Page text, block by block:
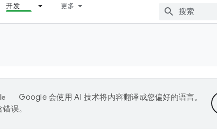
开发 更多
Google 会使用 AI 技术将内容翻译成您偏好的语言。
误。